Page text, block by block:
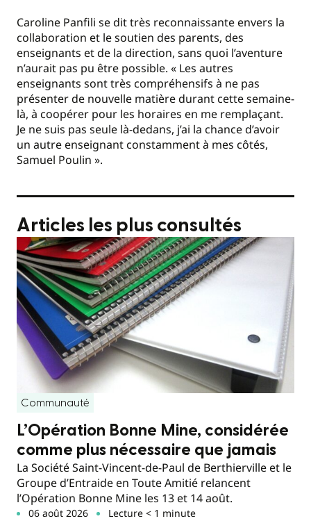
Caroline Panfili se dit très reconnaissante envers la
collaboration et le soutien des parents, des
enseignants et de la direction, sans quoi l’aventure
n’aurait pas pu être possible. « Les autres
enseignants sont très compréhensifs à ne pas
présenter de nouvelle matière durant cette semaine-
là, à coopérer pour les horaires en me remplaçant.
Je ne suis pas seule là-dedans, j’ai la chance d’avoir
un autre enseignant constamment à mes côtés,
Samuel Poulin ».
Articles les plus consultés
Communauté
L’Opération Bonne Mine, considérée
comme plus nécessaire que jamais
La Société Saint-Vincent-de-Paul de Berthierville et le
Groupe d’Entraide en Toute Amitié relancent
l’Opération Bonne Mine les 13 et 14 août.
06 août 2026 Lecture < 1 minute